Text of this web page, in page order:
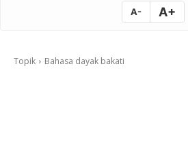
A- A+
Topik Bahasa dayak bakati